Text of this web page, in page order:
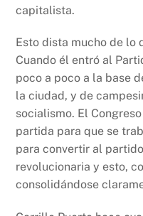
capitalista.
Esto dista mucho de lo
Cuando él entró al
poco a poco a la base
la ciudad, y de
socialismo. El
partida para que se
para convertir al
revolucionaria y esto,
consolidándose